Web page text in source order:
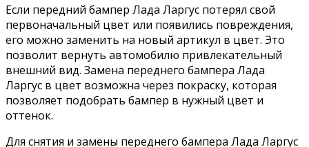
Если передний бампер Лада Ларгус потерял свой
первоначальный цвет или появились повреждения,
его можно заменить на новый артикул в цвет. Это
позволит вернуть автомобилю привлекательный
внешний вид. Замена переднего бампера Лада
Ларгус в цвет возможна через покраску, которая
позволяет подобрать бампер в нужный цвет и
оттенок.
Для снятия и замены переднего бампера Лада Ларгус